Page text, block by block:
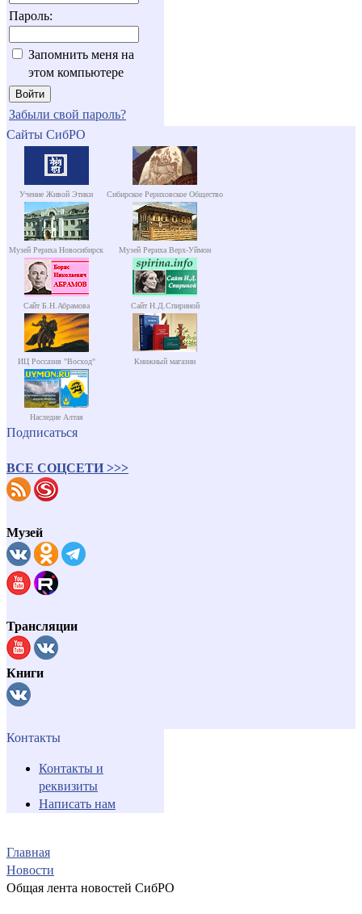
Пароль:
Запомнить меня на
этом компьютере
Забыли свой пароль?
Сайты СибРО
Учение Живой Этики Сибирское Рериховское Общество
Музей Рериха Новосибирск Музей Рериха Верх-Уймон
Сайт Б.Н.Абрамова Сайт Н.Д.Спириной
ИЦ Россазия "Восход" Книжный магазин
Наследие Алтая
Подписаться
ВСЕ СОЦСЕТИ >>>
Музей
Трансляции
Книги
Контакты
Контакты и
реквизиты
Написать нам
Главная
Новости
Общая лента новостей СибРО